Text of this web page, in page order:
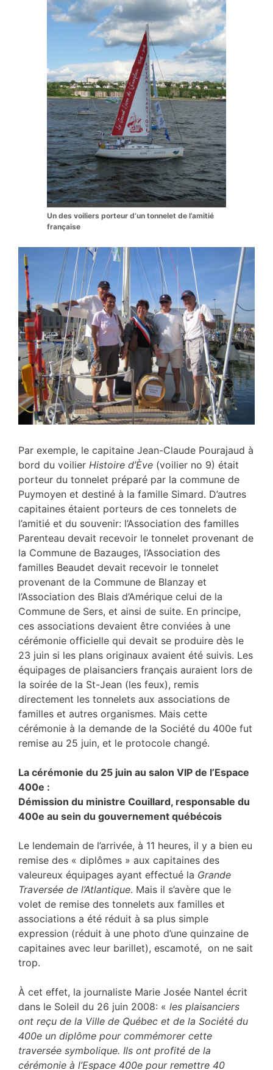
Un des voiliers porteur d’un tonnelet de l’amitié
française
Par exemple, le capitaine Jean-Claude Pourajaud à
bord du voilier Histoire d’Ève (voilier no 9) était
porteur du tonnelet préparé par la commune de
Puymoyen et destiné à la famille Simard. D’autres
capitaines étaient porteurs de ces tonnelets de
l’amitié et du souvenir: l’Association des familles
Parenteau devait recevoir le tonnelet provenant de
la Commune de Bazauges, l’Association des
familles Beaudet devait recevoir le tonnelet
provenant de la Commune de Blanzay et
l’Association des Blais d’Amérique celui de la
Commune de Sers, et ainsi de suite. En principe,
ces associations devaient être conviées à une
cérémonie officielle qui devait se produire dès le
23 juin si les plans originaux avaient été suivis. Les
équipages de plaisanciers français auraient lors de
la soirée de la St-Jean (les feux), remis
directement les tonnelets aux associations de
familles et autres organismes. Mais cette
cérémonie à la demande de la Société du 400e fut
remise au 25 juin, et le protocole changé.
La cérémonie du 25 juin au salon VIP de l’Espace
400e :
Démission du ministre Couillard, responsable du
400e au sein du gouvernement québécois
Le lendemain de l’arrivée, à 11 heures, il y a bien eu
remise des « diplômes » aux capitaines des
valeureux équipages ayant effectué la Grande
Traversée de l’Atlantique. Mais il s’avère que le
volet de remise des tonnelets aux familles et
associations a été réduit à sa plus simple
expression (réduit à une photo d’une quinzaine de
capitaines avec leur barillet), escamoté, on ne sait
trop.
À cet effet, la journaliste Marie Josée Nantel écrit
dans le Soleil du 26 juin 2008: « les plaisanciers
ont reçu de la Ville de Québec et de la Société du
400e un diplôme pour commémorer cette
traversée symbolique. Ils ont profité de la
cérémonie à l’Espace 400e pour remettre 40